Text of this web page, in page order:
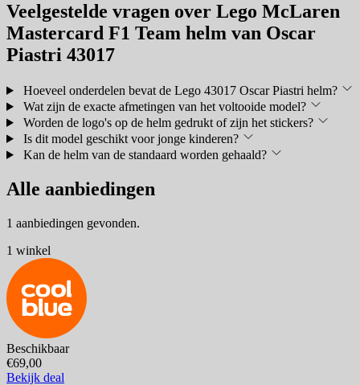
Veelgestelde vragen over Lego McLaren
Mastercard F1 Team helm van Oscar
Piastri 43017
Hoeveel onderdelen bevat de Lego 43017 Oscar Piastri helm?
Wat zijn de exacte afmetingen van het voltooide model?
Worden de logo's op de helm gedrukt of zijn het stickers?
Is dit model geschikt voor jonge kinderen?
Kan de helm van de standaard worden gehaald?
Alle aanbiedingen
1 aanbiedingen gevonden.
1 winkel
Beschikbaar
€69,00
Bekijk deal